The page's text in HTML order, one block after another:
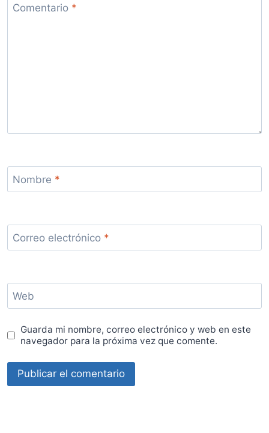
Comentario *
Nombre *
Correo electrónico *
Web
Guarda mi nombre, correo electrónico y web en este
navegador para la próxima vez que comente.